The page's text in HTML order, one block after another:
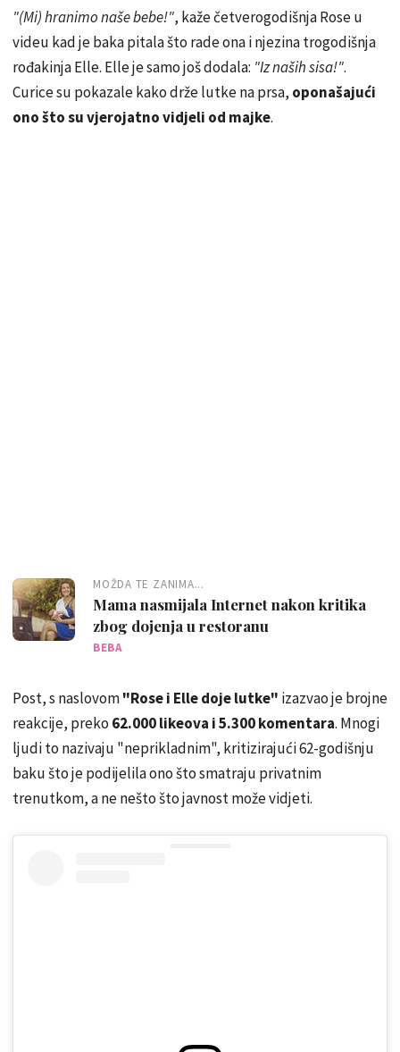
"(Mi) hranimo naše bebe!", kaže četverogodišnja Rose u
videu kad je baka pitala što rade ona i njezina trogodišnja
rođakinja Elle. Elle je samo još dodala: "Iz naših sisa!".
Curice su pokazale kako drže lutke na prsa, oponašajući
ono što su vjerojatno vidjeli od majke.
MOŽDA TE ZANIMA...
Mama nasmijala Internet nakon kritika
zbog dojenja u restoranu
BEBA
Post, s naslovom"Rose i Elle doje lutke" izazvao je brojne
reakcije, preko 62.000 likeova i 5.300 komentara. Mnogi
ljudi to nazivaju "neprikladnim", kritizirajući 62-godišnju
baku što je podijelila ono što smatraju privatnim
trenutkom, a ne nešto što javnost može vidjeti.